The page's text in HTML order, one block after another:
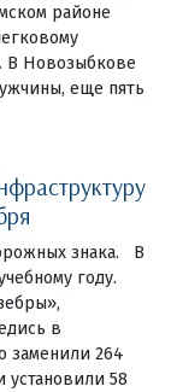
районе
В Новозыбкове
еще пять
знака. В
году.
в
заменили 264
установили 58